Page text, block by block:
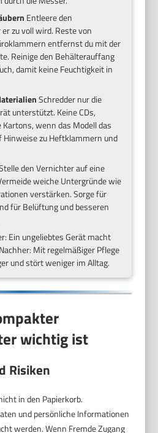
Entleere den
zu voll wird. Reste von
entfernst du mit der
Reinige den Behälterauffang
damit keine Feuchtigkeit in
Schredder nur die
unterstützt. Keine CDs,
Kartons, wenn das Modell das
Hinweise zu Heftklammern und
den Vernichter auf eine
weiche Untergründe wie
verstärken. Sorge für
für Belüftung und besseren
Ein ungeliebtes Gerät macht
Mit regelmäßiger Pflege
und stört weniger im Alltag.
wichtig ist
Risiken
in den Papierkorb.
und persönliche Informationen
werden. Wenn Fremde Zugang